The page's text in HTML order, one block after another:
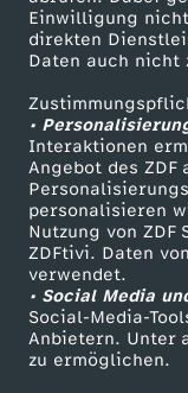
Einwilligung
direkten
Daten auch nicht
•
Interaktionen
Angebot des ZDF
personalisieren
Nutzung von ZDF
ZDFtivi. Daten
verwendet.
• Social Media
Social-Media-
Anbietern. Unter
zu ermöglichen.
k
t
e
R
i
c
h
Smart TV
ZDFtext
Livestreams
Sendungen A-Z
TV-Programm
ZDF Unternehmen
Karriere